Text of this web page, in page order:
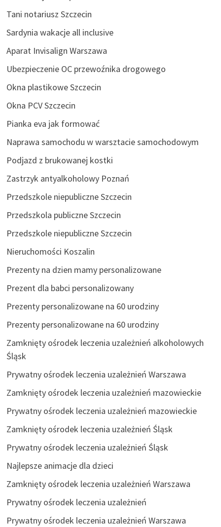
Tani notariusz Szczecin
Sardynia wakacje all inclusive
Aparat Invisalign Warszawa
Ubezpieczenie OC przewoźnika drogowego
Okna plastikowe Szczecin
Okna PCV Szczecin
Pianka eva jak formować
Naprawa samochodu w warsztacie samochodowym
Podjazd z brukowanej kostki
Zastrzyk antyalkoholowy Poznań
Przedszkole niepubliczne Szczecin
Przedszkola publiczne Szczecin
Przedszkole niepubliczne Szczecin
Nieruchomości Koszalin
Prezenty na dzien mamy personalizowane
Prezent dla babci personalizowany
Prezenty personalizowane na 60 urodziny
Prezenty personalizowane na 60 urodziny
Zamknięty ośrodek leczenia uzależnień alkoholowych
Śląsk
Prywatny ośrodek leczenia uzależnień Warszawa
Zamknięty ośrodek leczenia uzależnień mazowieckie
Prywatny ośrodek leczenia uzależnień mazowieckie
Zamknięty ośrodek leczenia uzależnień Śląsk
Prywatny ośrodek leczenia uzależnień Śląsk
Najlepsze animacje dla dzieci
Zamknięty ośrodek leczenia uzależnień Warszawa
Prywatny ośrodek leczenia uzależnień
Prywatny ośrodek leczenia uzależnień Warszawa